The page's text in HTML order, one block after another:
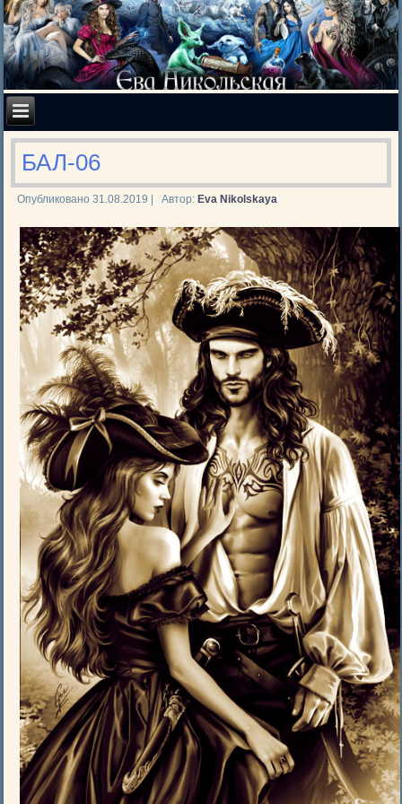
БАЛ-06
Опубликовано 31.08.2019 Автор: Eva Nikolskaya